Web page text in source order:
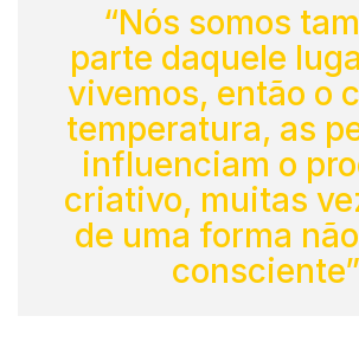
“Nós somos
parte daquele
vivemos, então o
temperatura, as
influenciam o
criativo, muitas
de uma forma
consciente”